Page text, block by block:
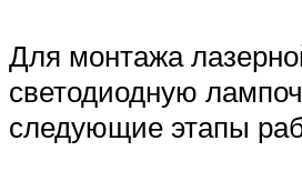
Для монтажа
светодиодную
следующие этапы